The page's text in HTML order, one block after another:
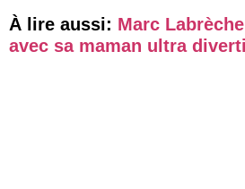
À lire aussi: Marc
avec sa maman ultra